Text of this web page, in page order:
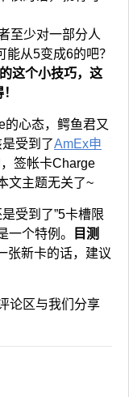
至少对一部分人
能从5变成6的吧？
这个小技巧，这
的心态，鳄鱼君又
受到了AmEx申
签帐卡Charge
文主题无关了~
受到了”5卡槽限
一个特例。
目测
张新卡的话，建议
论区与我们分享